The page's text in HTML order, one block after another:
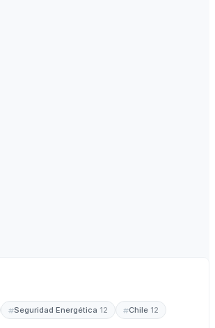
Seguridad Energética 12 Chile 12